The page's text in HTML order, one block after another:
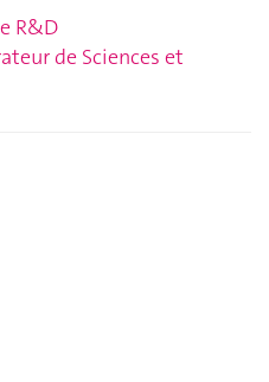
R&D
de Sciences et